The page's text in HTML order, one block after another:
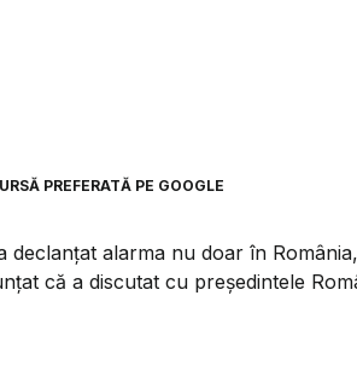
PREFERATĂ PE GOOGLE
declanțat alarma nu doar în
că a discutat cu președintele